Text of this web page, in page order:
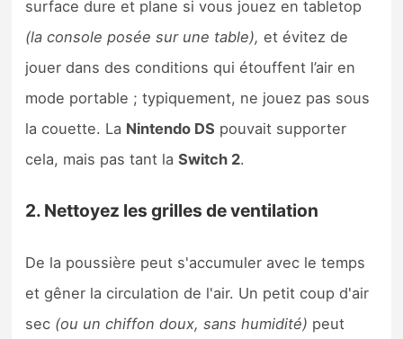
surface dure et plane si vous jouez en tabletop
(la console posée sur une table),et évitez de
jouer dans des conditions qui étouffent l’air en
mode portable ; typiquement, ne jouez pas sous
la couette. La Nintendo DS pouvait supporter
cela, mais pas tant laSwitch 2.
2. Nettoyez les grilles de ventilation
De la poussière peut s'accumuler avec le temps
et gêner la circulation de l'air. Un petit coup d'air
sec (ou un chiffon doux, sans humidité) peut